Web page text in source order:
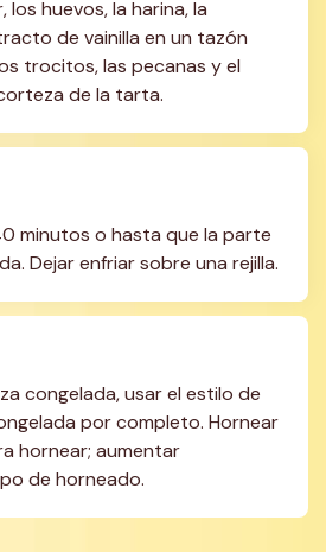
los huevos, la harina, la
de vainilla en un tazón
trocitos, las pecanas y el
de la tarta.
minutos o hasta que la parte
Dejar enfriar sobre una rejilla.
congelada, usar el estilo de
por completo. Hornear
hornear; aumentar
de horneado.